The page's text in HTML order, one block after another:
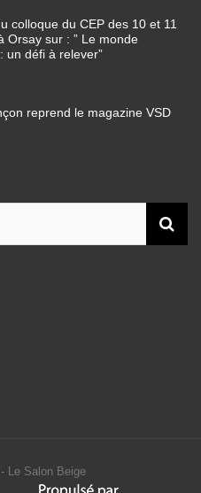
colloque du CEP des 10 et 11
Orsay sur : ” Le monde
un défi à relever”
reprend le magazine VSD
Le Salon Beige